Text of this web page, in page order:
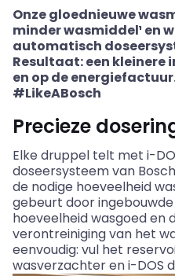
Onze gloednieuwe
minder wasmiddel¹ en
automatisch
Resultaat: een kleinere
en op de
#LikeABosch
Precieze
Elke druppel telt met i-
doseersysteem van
de nodige hoeveelheid
gebeurt door
hoeveelheid wasgoed en
verontreiniging van het
eenvoudig: vul het
wasverzachter en i-DOS